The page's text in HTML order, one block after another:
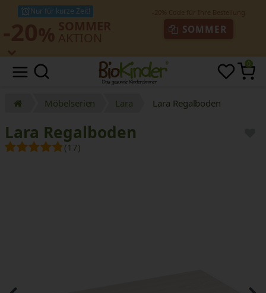
Nur für kurze Zeit!
SOMMER
0
Möbelserien Lara Lara Regalboden
Lara Regalboden
(17)